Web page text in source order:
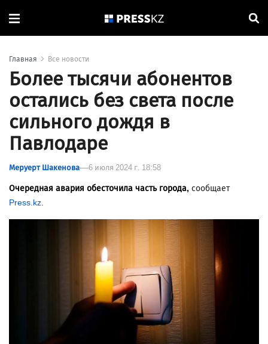
Главная Все новости
Более тысячи абонентов
остались без света после
сильного дождя в
Павлодаре
Меруерт Шакенова 6 июля 2024 г. 18:58
Очередная авария обесточила часть города, сообщает
Press.kz.